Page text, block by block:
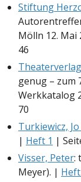
Stiftung
Mölln 12. Mai
46
genug – zum
Werkkatalog
70
Turkiewicz,
| Heft 1 |
Visser, Peter:
Meyer). | Heft